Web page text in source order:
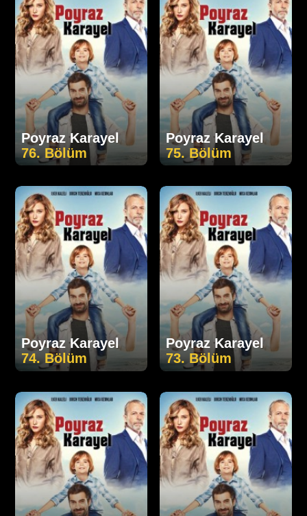
Poyraz Karayel
76. Bölüm
Poyraz Karayel
75. Bölüm
Poyraz Karayel
74. Bölüm
Poyraz Karayel
73. Bölüm